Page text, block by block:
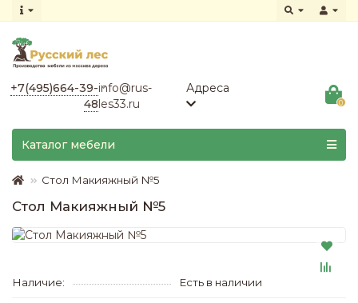
+7(495)664-39-
48
info@rus-
les33.ru
Адреса
0
Каталог мебели
Стол Макияжный №5
Стол Макияжный №5
Наличие: Есть в наличии